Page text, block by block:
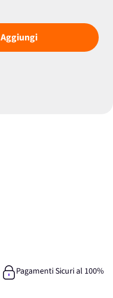
Aggiungi
Pagamenti Sicuri al 100%